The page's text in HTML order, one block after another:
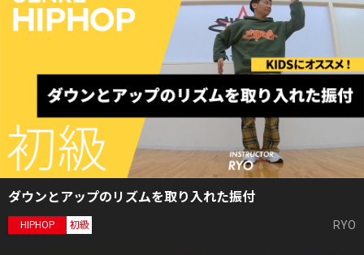
ダウンとアップのリズムを取り入れた振付
HIPHOP 初級 RYO